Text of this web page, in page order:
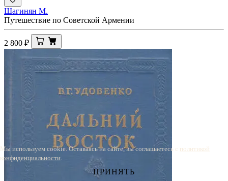
Шагинян М.
Путешествие по Советской Армении
2 800 ₽
Мы используем cookie. Оставаясь на сайте, вы соглашаетесь с политикой
конфиденциальности.
ПРИНЯТЬ